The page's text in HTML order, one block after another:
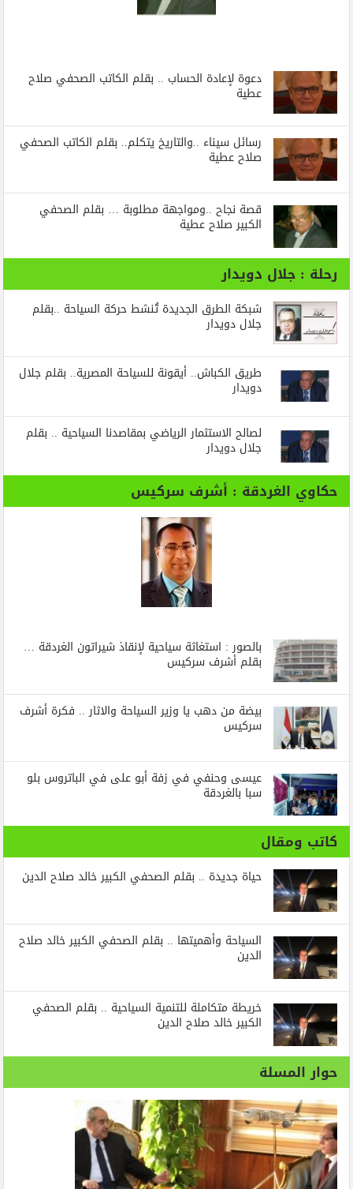
دعوة لإعادة الحساب .. بقلم الكاتب الصحفي صلاح
عطية
رسائل‭ ‬سيناء‭.. ‬والتاريخ‭ ‬يتكلم.. بقلم الكاتب الصحفي
صلاح عطية
قصة نجاح ..ومواجهة مطلوبة … بقلم الصحفي
الكبير صلاح عطية
رحلة : جلال دويدار
شبكة الطرق الجديدة تُنشط حركة السياحة ..بقلم
جلال دويدار
طريق الكباش.. أيقونة للسياحة المصرية.. بقلم جلال
دويدار
لصالح الاستثمار الرياضي بمقاصدنا السياحية .. بقلم
جلال دويدار
حكاوي الغردقة : أشرف سركيس
بالصور : استغاثة سياحية لإنقاذ شيراتون الغردقة …
بقلم أشرف سركيس
بيضة من دهب يا وزير السياحة والاثار .. فكرة أشرف
سركيس
عيسى وحنفي في زفة أبو على في الباتروس بلو
سبا بالغردقة
كاتب ومقال
حياة جديدة .. بقلم الصحفي الكبير خالد صلاح الدين
السياحة وأهميتها .. بقلم الصحفي الكبير خالد صلاح
الدين
خريطة متكاملة للتنمية السياحية .. بقلم الصحفي
الكبير خالد صلاح الدين
حوار المسلة